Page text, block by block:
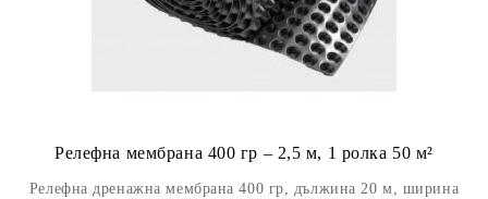
Релефна мембрана 400 гр – 2,5 м, 1 ролка 50 м²
Релефна дренажна мембрана 400 гр, дължина 20 м, ширина